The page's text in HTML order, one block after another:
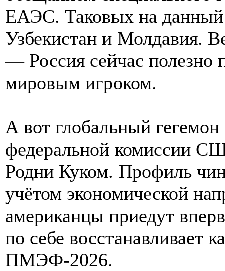
ЕАЭС. Таковых на
Узбекистан и Молдавия.
— Россия сейчас полезно
мировым игроком.
А вот глобальный гегемон
федеральной комиссии
Родни Куком. Профиль
учётом экономической
американцы приедут
по себе восстанавливает
ПМЭФ-2026.